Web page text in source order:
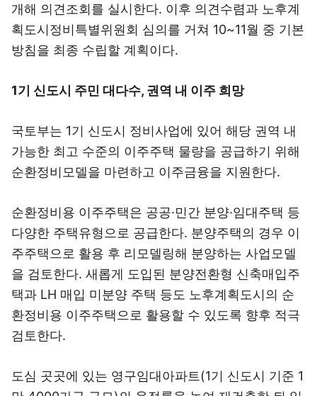
개해 의견조회를 실시한다. 이후 의견수렴과 노후계
획도시정비특별위원회 심의를 거쳐 10~11월 중 기본
방침을 최종 수립할 계획이다.
1기 신도시 주민 대다수, 권역 내 이주 희망
국토부는 1기 신도시 정비사업에 있어 해당 권역 내
가능한 최고 수준의 이주주택 물량을 공급하기 위해
순환정비모델을 마련하고 이주금융을 지원한다.
순환정비용 이주주택은 공공·민간 분양·임대주택 등
다양한 주택유형으로 공급한다. 분양주택의 경우 이
주주택으로 활용 후 리모델링해 분양하는 사업모델
을 검토한다. 새롭게 도입된 분양전환형 신축매입주
택과 LH 매입 미분양 주택 등도 노후계획도시의 순
환정비용 이주주택으로 활용할 수 있도록 향후 적극
검토한다.
도심 곳곳에 있는 영구임대아파트(1기 신도시 기준 1